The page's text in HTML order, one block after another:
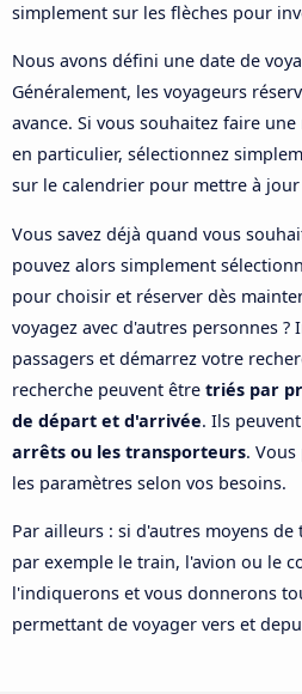
simplement sur les flèches pour
Nous avons défini une date de
Généralement, les voyageurs
avance. Si vous souhaitez faire
en particulier, sélectionnez
sur le calendrier pour mettre à
Vous savez déjà quand vous
pouvez alors simplement
pour choisir et réserver dès
voyagez avec d'autres personnes
passagers et démarrez votre
recherche peuvent être triés par
de départ et d'arrivée. Ils
arrêts ou les transporteurs.
les paramètres selon vos besoins.
Par ailleurs : si d'autres moyens
par exemple le train, l'avion ou le
l'indiquerons et vous donnerons
permettant de voyager vers et